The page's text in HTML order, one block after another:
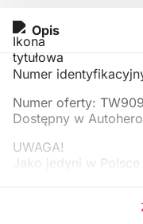
Opis
Numer
Numer oferty:
Dostępny w
UWAGA!
Jako jedyni w